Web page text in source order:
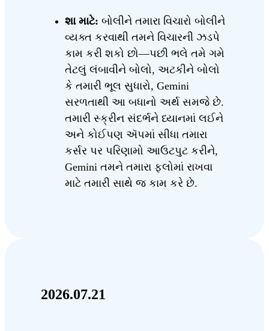
શા માટે: બોલીને તમારા વિચારો બોલીને
વ્યક્ત કરવાથી તમને વિચારની ઝડપે
કામ કરી શકો છો—પછી ભલે તમે ગમે
તેટલું લંબાવીને બોલો, અટકીને બોલો
કે તમારી ભૂલ સુધારો, Gemini
સરળતાથી આ બધાનો અર્થ સમજે છે.
તમારી સ્ક્રીન સંદર્ભને ધ્યાનમાં લઈને
અને કોઈપણ ઍપમાં સીધા તમારા
કર્સર પર પરિણામો આઉટપુટ કરીને,
Gemini તમને તમારા ફ્લોમાં રાખવા
માટે તમારી સાથે જ કામ કરે છે.
2026.07.21